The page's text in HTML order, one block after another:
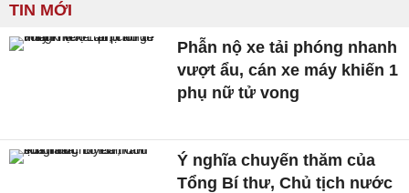
TIN MỚI
Phẫn nộ xe tải phóng nhanh
vượt ẩu, cán xe máy khiến 1
phụ nữ tử vong
Ý nghĩa chuyến thăm của
Tổng Bí thư, Chủ tịch nước